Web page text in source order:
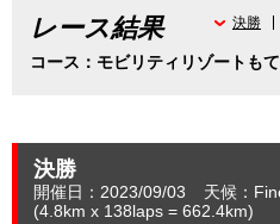
レース結果
コース：モビリティリゾートも
決勝
決勝
開催日：2023/09/03 天候：
(4.8km x 138laps = 662.4km)